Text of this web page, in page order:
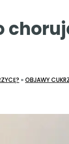
» OBJAWY